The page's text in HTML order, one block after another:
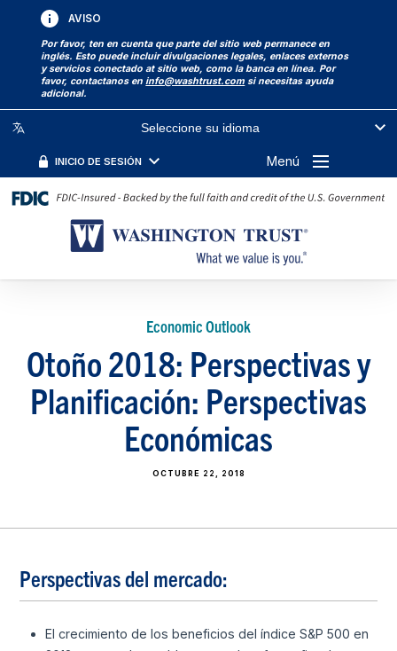
AVISO
Por favor, ten en cuenta que parte del sitio web permanece en
inglés. Esto puede incluir divulgaciones legales, enlaces externos
y servicios conectado at sitio web, como la banca en línea. Por
favor, contactanos eninfo@washtrust.com si necesitas ayuda
adicional.
Seleccione su idioma
INICIO DE SESIÓN Menú
Economic Outlook
Otoño 2018: Perspectivas y
Planificación: Perspectivas
Económicas
OCTUBRE 22, 2018
Perspectivas del mercado:
El crecimiento de los beneficios del índice S&P 500 en